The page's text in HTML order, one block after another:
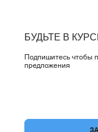
БУДЬТЕ В
Подпишитесь чтобы
предложения